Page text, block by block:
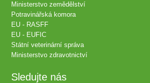
Ministerstvo zemědělství
Potravinářská komora
EU - RASFF
EU - EUFIC
Státní veterinární správa
Ministerstvo zdravotnictví
Sledujte nás